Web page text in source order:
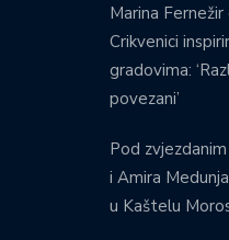
Marina
Crikvenici
gradovima:
povezani’
Pod
i Amira
u Kaštelu